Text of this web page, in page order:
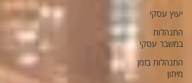
יעוץ עסקי
התנהלות
במשבר עסקי
התנהלות בזמן
מיתון